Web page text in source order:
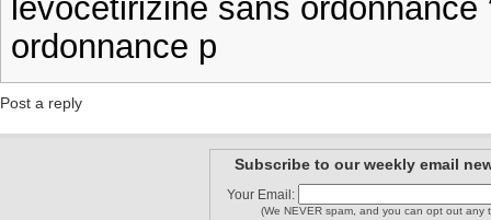
levocetirizine sans
ordonnance p
Post a reply
Subscribe to our weekly email
Your Email:
(We NEVER spam, and you can opt out any